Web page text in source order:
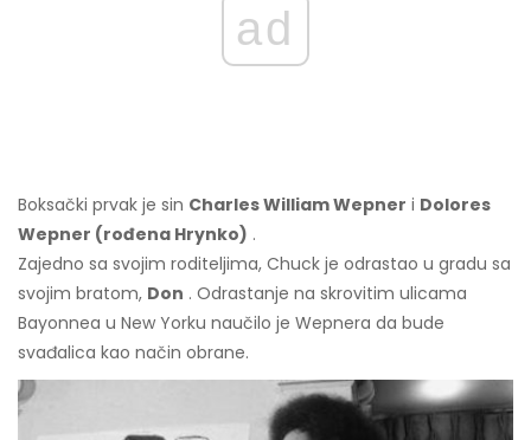
ad
Boksački prvak je sin Charles William Wepner i Dolores
Wepner (rođena Hrynko) .
Zajedno sa svojim roditeljima, Chuck je odrastao u gradu sa
svojim bratom, Don . Odrastanje na skrovitim ulicama
Bayonnea u New Yorku naučilo je Wepnera da bude
svađalica kao način obrane.